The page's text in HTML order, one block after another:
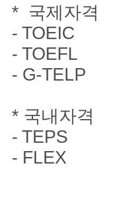
* 국제자격
- TOEIC
- TOEFL
- G-TELP
* 국내자격
- TEPS
- FLEX